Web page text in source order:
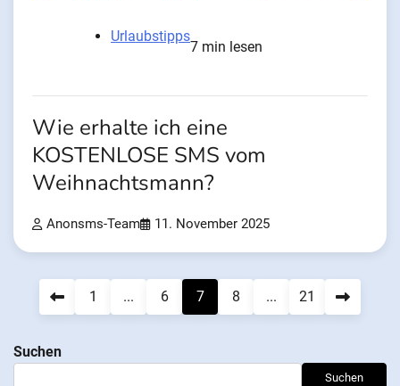
Urlaubstipps
7 min lesen
Wie erhalte ich eine
KOSTENLOSE SMS vom
Weihnachtsmann?
Anonsms-Team 11. November 2025
Beitragsnavigation
1 ... 6 7 8 ... 21
Suchen
Suchen